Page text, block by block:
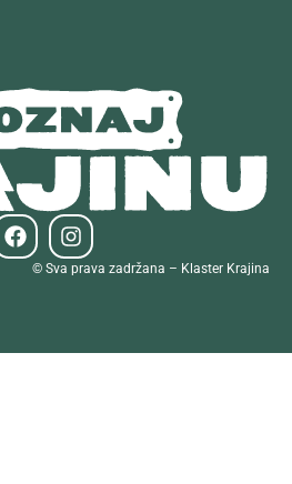
© Sva prava zadržana – Klaster Krajina